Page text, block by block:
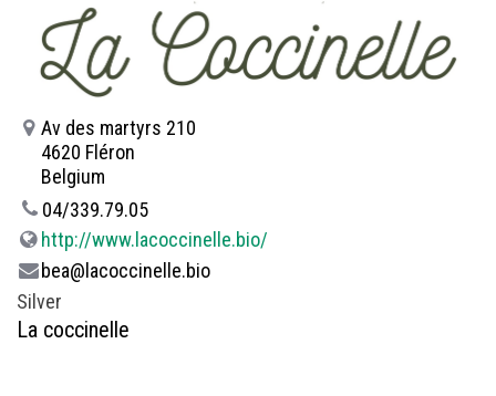
Av des martyrs 210
4620 Fléron
Belgium
04/339.79.05
http://www.lacoccinelle.bio/
bea@lacoccinelle.bio
Silver
La coccinelle